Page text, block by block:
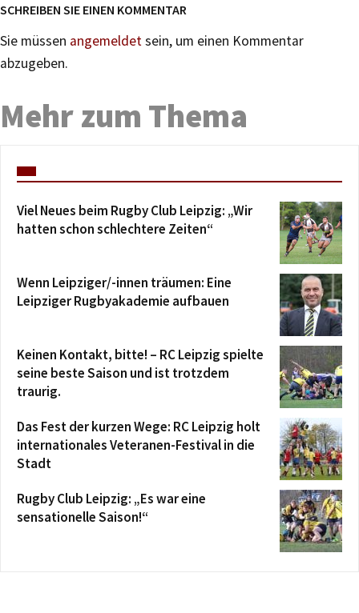
SCHREIBEN SIE EINEN KOMMENTAR
Sie müssen angemeldetsein, um einen Kommentar
abzugeben.
Mehr zum Thema
Viel Neues beim Rugby Club Leipzig: „Wir
hatten schon schlechtere Zeiten“
Wenn Leipziger/-innen träumen: Eine
Leipziger Rugbyakademie aufbauen
Keinen Kontakt, bitte! – RC Leipzig spielte
seine beste Saison und ist trotzdem
traurig.
Das Fest der kurzen Wege: RC Leipzig holt
internationales Veteranen-Festival in die
Stadt
Rugby Club Leipzig: „Es war eine
sensationelle Saison!“